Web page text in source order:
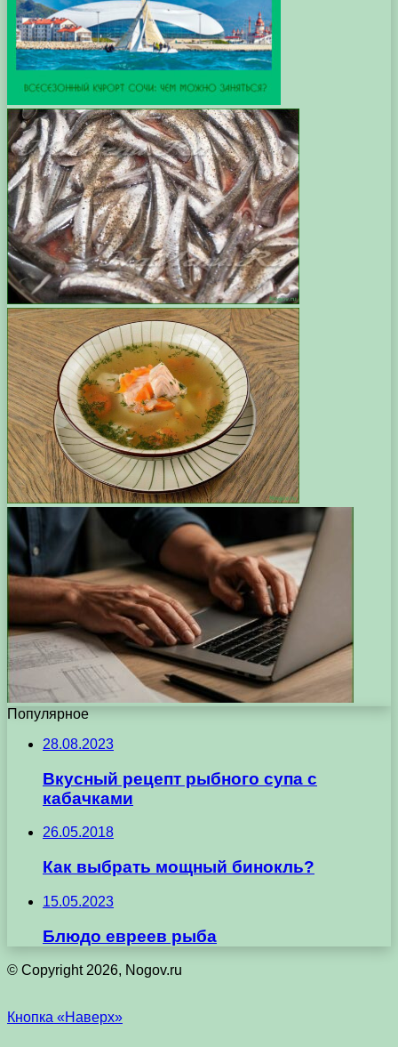
Популярное
28.08.2023
Вкусный рецепт рыбного супа с
кабачками
26.05.2018
Как выбрать мощный бинокль?
15.05.2023
Блюдо евреев рыба
© Copyright 2026, Nogov.ru
Кнопка «Наверх»